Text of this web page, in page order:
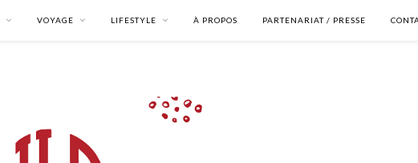
VOYAGE LIFESTYLE À PROPOS PARTENARIAT / PRESSE